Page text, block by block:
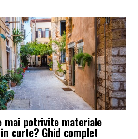
mai potrivite materiale
curte? Ghid complet